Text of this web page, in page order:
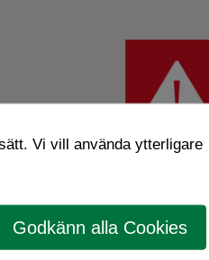
Vi vill använda ytterligare
Godkänn alla Cookies